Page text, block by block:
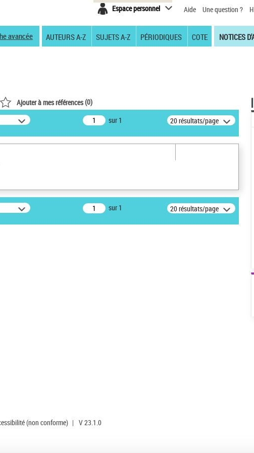
Espace personnel Aide Une question ?
avancée AUTEURS A-Z SUJETS A-Z PÉRIODIQUES COTE NOTICES
Ajouter à mes références(0)
sur 1 20 résultats/page
sur 1 20 résultats/page
(non conforme) | V 23.1.0